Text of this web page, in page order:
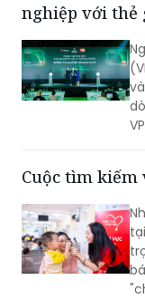
nghiệp với thẻ
Cuộc tìm